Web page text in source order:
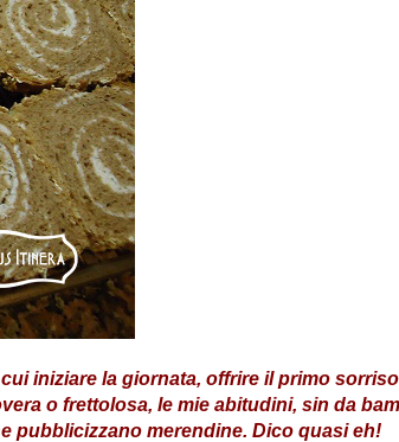
iniziare la giornata, offrire il primo
o frettolosa, le mie abitudini, sin da
pubblicizzano merendine. Dico quasi eh!